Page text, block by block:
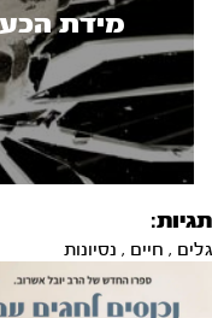
מידת
תגיות:
גלים , חיים , נסיונות